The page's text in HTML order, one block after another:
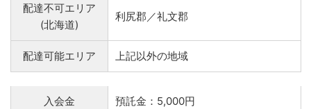
配達不可エリア
(北海道)
利尻郡／礼文郡
配達可能エリア 上記以外の地域
入会金 預託金：5,000円